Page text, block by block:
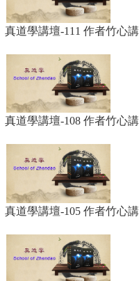
真道學講壇-111 作者竹心
真道學講壇-108 作者竹心
真道學講壇-105 作者竹心